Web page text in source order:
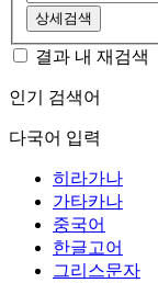
상세검색
결과 내 재검색
인기 검색어
다국어 입력
히라가나
가타카나
중국어
한글고어
그리스문자